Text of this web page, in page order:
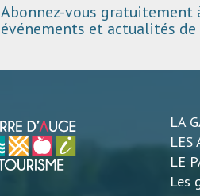
Abonnez-vous
événements et actualités de
LA
LES
LE
Les